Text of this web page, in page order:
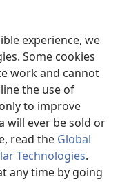
experience, we
Some cookies
work and cannot
the use of
to improve
will ever be sold or
read the Global
Technologies.
any time by going
Society of Pennsylvania.